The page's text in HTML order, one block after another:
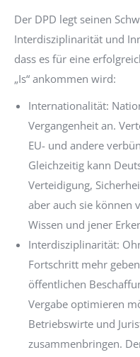
Der DPD legt seinen
Interdisziplinarität und
dass es für eine
„Is“ ankommen wird:
Internationalität:
Vergangenheit an.
EU- und andere
Gleichzeitig kann
Verteidigung,
aber auch sie können
Wissen und jener
Interdisziplinarität:
Fortschritt mehr
öffentlichen
Vergabe optimieren
Betriebswirte und
zusammenbringen.